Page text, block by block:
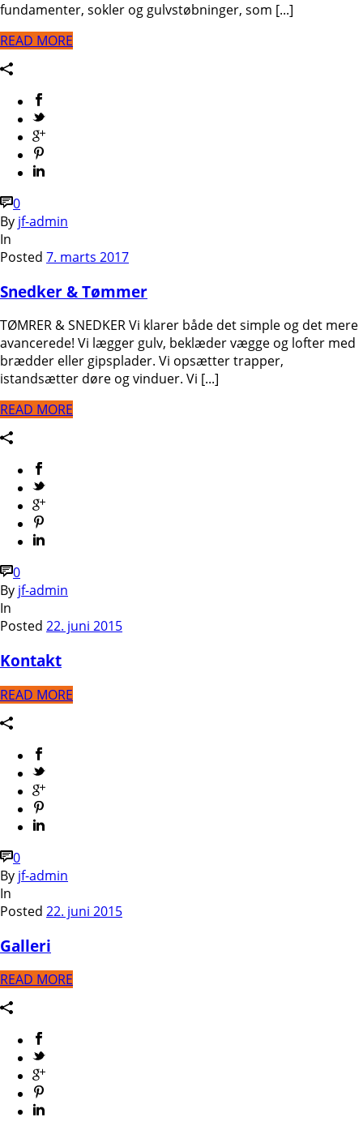
fundamenter, sokler og gulvstøbninger, som [...]
READ MORE
0
By jf-admin
In
Posted 7. marts 2017
Snedker & Tømmer
TØMRER & SNEDKER Vi klarer både det simple og det mere
avancerede! Vi lægger gulv, beklæder vægge og lofter med
brædder eller gipsplader. Vi opsætter trapper,
istandsætter døre og vinduer. Vi [...]
READ MORE
0
By jf-admin
In
Posted 22. juni 2015
Kontakt
READ MORE
0
By jf-admin
In
Posted 22. juni 2015
Galleri
READ MORE